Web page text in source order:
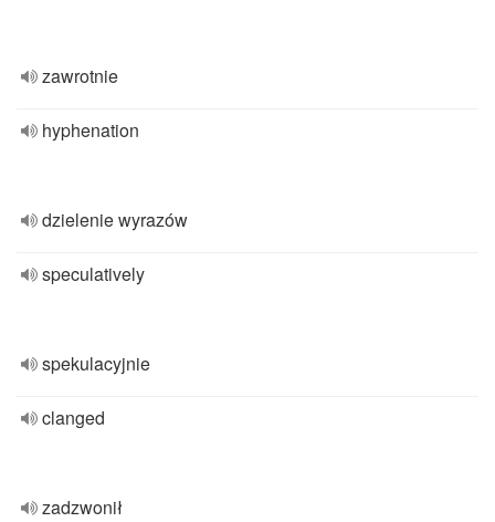
zawrotnie
hyphenation
dzielenie wyrazów
speculatively
spekulacyjnie
clanged
zadzwonił